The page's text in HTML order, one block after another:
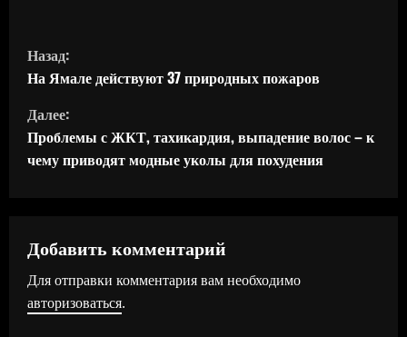
П
р
о
д
л
ж
и
Назад:
На Ямале действуют 37 природных пожаров
Далее:
Проблемы с ЖКТ, тахикардия, выпадение волос – к
чему приводят модные уколы для похудения
Добавить комментарий
Для отправки комментария вам необходимо
авторизоваться.